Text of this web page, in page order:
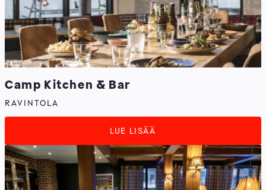
Camp Kitchen & Bar
RAVINTOLA
LUE LISÄÄ